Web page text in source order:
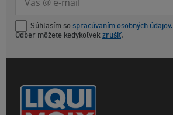
Súhlasím so spracúvaním osobných údajov.
Odber môžete kedykoľvek zrušiť.